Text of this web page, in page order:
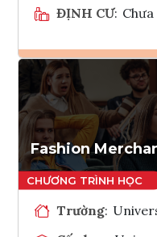
ĐỊNH CƯ:
Fashion
Trường: